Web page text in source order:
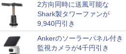
2方向同時に送風可能な
Shark製タワーファンが
9,940円引き
Ankerのソーラーパネル付き
監視カメラが4千円引き